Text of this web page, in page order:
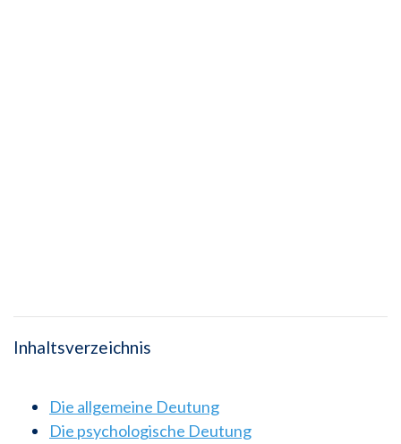
Inhaltsverzeichnis
Die allgemeine Deutung
Die psychologische Deutung